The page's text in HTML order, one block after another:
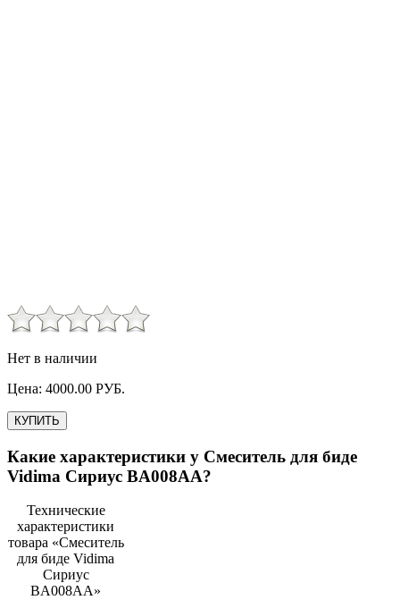
Нет в наличии
Цена: 4000.00 РУБ.
КУПИТЬ
Какие характеристики у Смеситель для биде
Vidima Сириус BA008AA?
Технические
характеристики
товара «Смеситель
для биде Vidima
Сириус
BA008AA»